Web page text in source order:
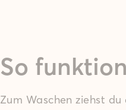
So
Zum Waschen ziehst